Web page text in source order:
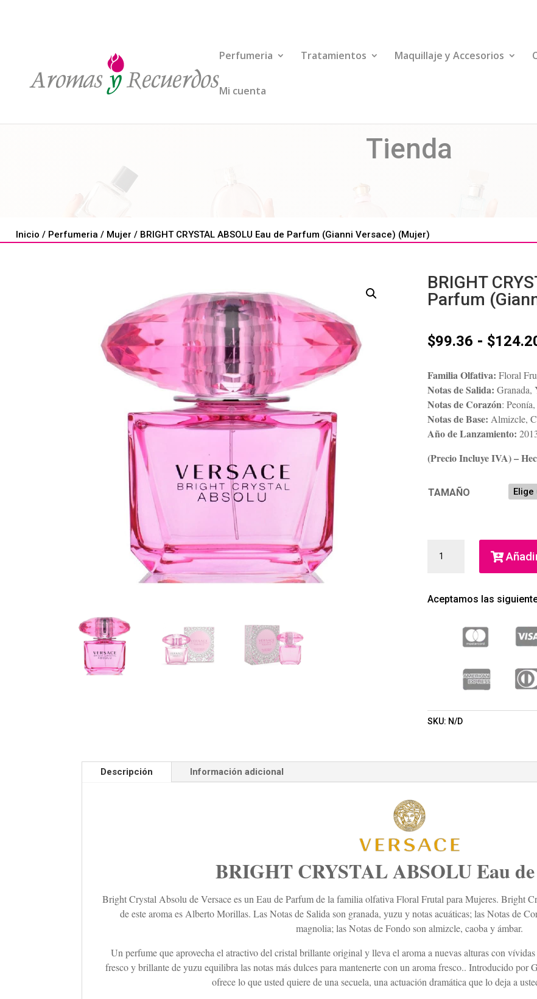
Perfumeria Tratamientos Maquillaje y Accesorios
Mi cuenta
Tienda
Inicio / Perfumeria / Mujer / BRIGHT CRYSTAL ABSOLU Eau de Parfum (Gianni Versace) (Mujer)
BRIGHT
Parfum
$99.36 - $
Familia Olfativa: Floral
Notas de Salida: Granada,
Notas de Corazón:
Notas de Base: Almizcle,
Año de Lanzamiento:
(Precio Incluye IVA) –
TAMAÑO
CRYSTAL
DE
VERSACE)
CANTIDAD
Aceptamos las
SKU: N/D
Descripción Información adicional
BRIGHT CRYSTAL ABSOLU Eau
Bright Crystal Absolu de Versace es un Eau de Parfum de la familia olfativa Floral Frutal para Mujeres. Bright
de este aroma es Alberto Morillas. Las Notas de Salida son granada, yuzu y notas acuáticas; las Notas de
magnolia; las Notas de Fondo son almizcle, caoba y ámbar.
Un perfume que aprovecha el atractivo del cristal brillante original y lleva el aroma a nuevas alturas con
fresco y brillante de yuzu equilibra las notas más dulces para mantenerte con un aroma fresco.. Introducido
ofrece lo que usted quiere de una secuela, una actuación dramática que lo deja a